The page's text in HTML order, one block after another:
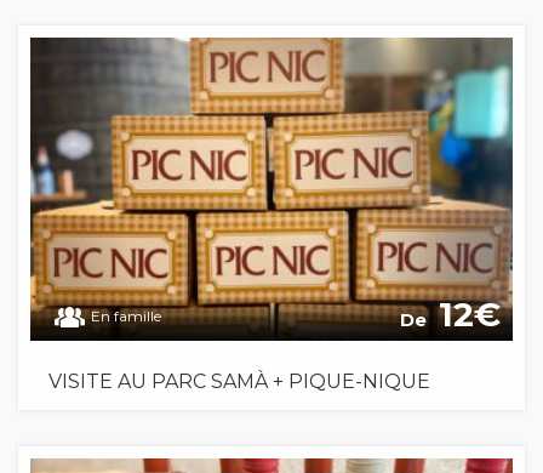
En famille De 12
VISITE AU PARC SAMÀ + PIQUE-NIQUE